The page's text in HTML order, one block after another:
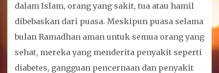
dalam Islam, orang yang sakit, tua atau hamil
dibebaskan dari puasa. Meskipun puasa selama
bulan Ramadhan aman untuk semua orang yang
sehat, mereka yang menderita penyakit seperti
diabetes, gangguan pencernaan dan penyakit